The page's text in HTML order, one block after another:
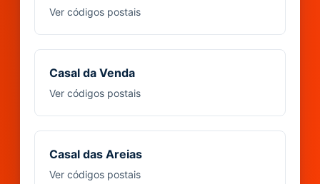
Ver códigos postais
Casal da Venda
Ver códigos postais
Casal das Areias
Ver códigos postais